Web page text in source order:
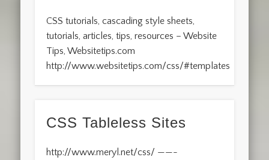
CSS tutorials, cascading style sheets,
tutorials, articles, tips, resources – Website
Tips, Websitetips.com
http://www.websitetips.com/css/#templates
CSS Tableless Sites
http://www.meryl.net/css/ ——-